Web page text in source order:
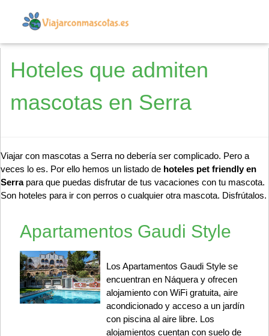
Hoteles que admiten
mascotas en Serra
Viajar con mascotas a Serra no debería ser complicado. Pero a
veces lo es. Por ello hemos un listado de hoteles pet friendly en
Serrapara que puedas disfrutar de tus vacaciones con tu mascota.
Son hoteles para ir con perros o cualquier otra mascota. Disfrútalos.
Apartamentos Gaudi Style
Los Apartamentos Gaudi Style se
encuentran en Náquera y ofrecen
alojamiento con WiFi gratuita, aire
acondicionado y acceso a un jardín
con piscina al aire libre. Los
alojamientos cuentan con suelo de